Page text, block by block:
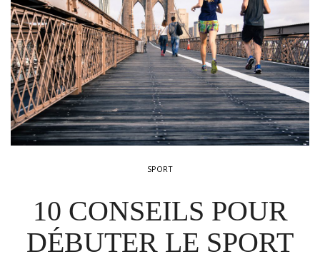
SPORT
10 CONSEILS POUR
DÉBUTER LE SPORT